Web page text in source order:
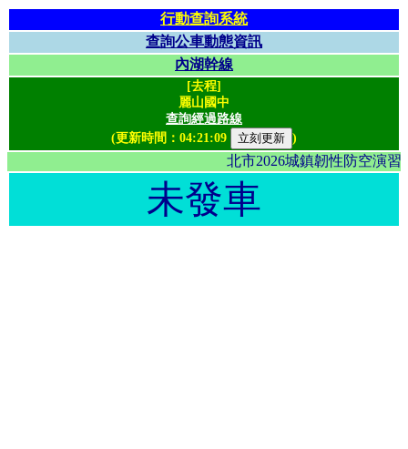
行動查詢系統
查詢公車動態資訊
內湖幹線
[去程]
麗山國中
查詢經過路線
(更新時間： 04:21:09 )
北市2026城鎮韌性防空
未發車